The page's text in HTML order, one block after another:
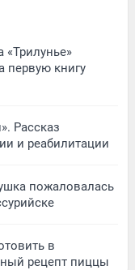
«Трилунье»
первую книгу
Рассказ
и реабилитации
пожаловалась
в
рецепт пиццы